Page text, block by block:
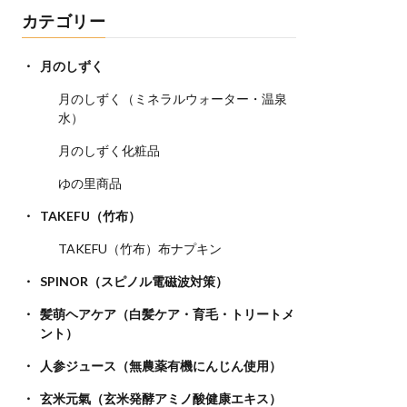
カテゴリー
月のしずく
月のしずく（ミネラルウォーター・温泉
水）
月のしずく化粧品
ゆの里商品
TAKEFU（竹布）
TAKEFU（竹布）布ナプキン
SPINOR（スピノル電磁波対策）
髪萌ヘアケア（白髪ケア・育毛・トリートメ
ント）
人参ジュース（無農薬有機にんじん使用）
玄米元氣（玄米発酵アミノ酸健康エキス）